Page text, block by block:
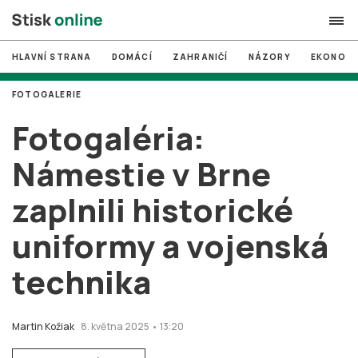
search
# MUNI
# Brno
# volby
login PŘIHLÁSIT SE
Zapomněli jste heslo?
HLAVNÍ STRANA DOMÁCÍ ZAHRANIČÍ NÁZORY
Fotogaléria:
Námestie v Brne
zaplnili historické
uniformy a vojenská
technika
Martin Kožiak 8. května 2025 • 13:20
FOTOGALERIE